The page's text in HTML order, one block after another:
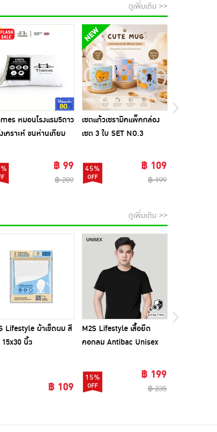
ดูเพิ่มเติม >>
หมอนโรงแรม5ดาว
เคราะห์ ขนห่านเทียม
฿ 99
฿ 209
เซตแก้วเซรามิคแพ็คกล่อง
เซต 3 ใบ SET NO.3
45% ฿ 109
฿ 199
ดูเพิ่มเติม >>
Lifestyle ผ้าเช็ดผม สี
15x30 นิ้ว
฿ 109
M2S Lifestyle เสื้อยืด
คอกลม Antibac Unisex
15% ฿ 199
฿ 235